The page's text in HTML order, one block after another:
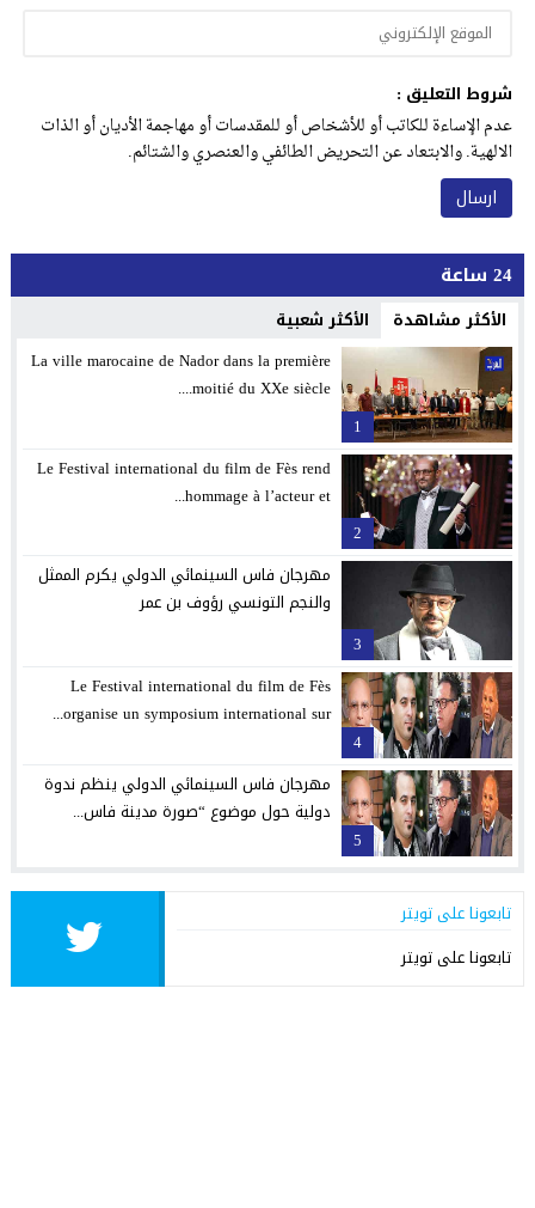
شروط التعليق :
عدم الإساءة للكاتب أو للأشخاص أو للمقدسات أو مهاجمة الأديان أو الذات
الالهية. والابتعاد عن التحريض الطائفي والعنصري والشتائم.
24 ساعة
الأكثر مشاهدة الأكثر شعبية
1
La ville marocaine de Nador dans la première
moitié du XXe siècle....
2
Le Festival international du film de Fès rend
hommage à l’acteur et...
3
مهرجان فاس السينمائي الدولي يكرم الممثل
والنجم التونسي رؤوف بن عمر
4
Le Festival international du film de Fès
organise un symposium international sur...
5
مهرجان فاس السينمائي الدولي ينظم ندوة
دولية حول موضوع “صورة مدينة فاس...
تابعونا على تويتر
تابعونا على تويتر